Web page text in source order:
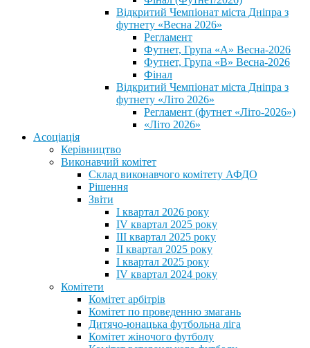
Відкритий Чемпіонат міста Дніпра з
футнету «Весна 2026»
Регламент
Футнет, Група «А» Весна-2026
Футнет, Група «В» Весна-2026
Фінал
Відкритий Чемпіонат міста Дніпра з
футнету «Літо 2026»
Регламент (футнет «Літо-2026»)
«Літо 2026»
Асоціація
Керівництво
Виконавчий комітет
Склад виконавчого комітету АФДО
Рішення
Звіти
I квартал 2026 року
IV квартал 2025 року
III квартал 2025 року
II квартал 2025 року
I квартал 2025 року
IV квартал 2024 року
Комітети
Комітет арбітрів
Комітет по проведенню змагань
Дитячо-юнацька футбольна ліга
Комітет жіночого футболу